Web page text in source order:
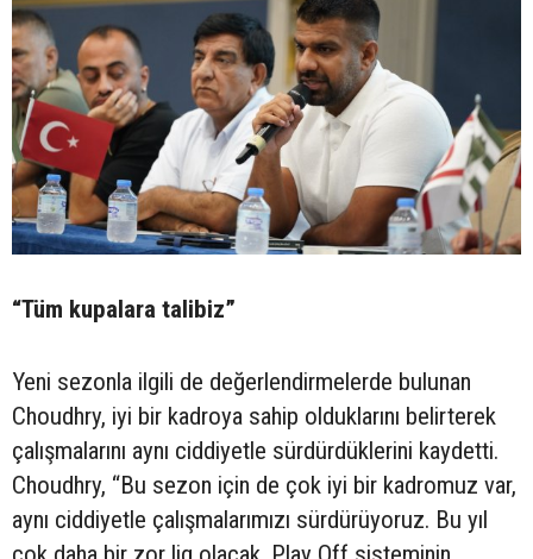
“Tüm kupalara talibiz”
Yeni sezonla ilgili de değerlendirmelerde bulunan
Choudhry, iyi bir kadroya sahip olduklarını belirterek
çalışmalarını aynı ciddiyetle sürdürdüklerini kaydetti.
Choudhry, “Bu sezon için de çok iyi bir kadromuz var,
aynı ciddiyetle çalışmalarımızı sürdürüyoruz. Bu yıl